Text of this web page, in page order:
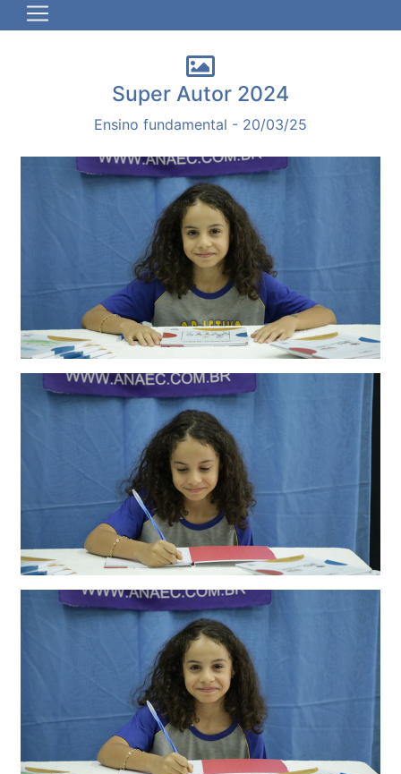
Super Autor 2024
Ensino fundamental - 20/03/25